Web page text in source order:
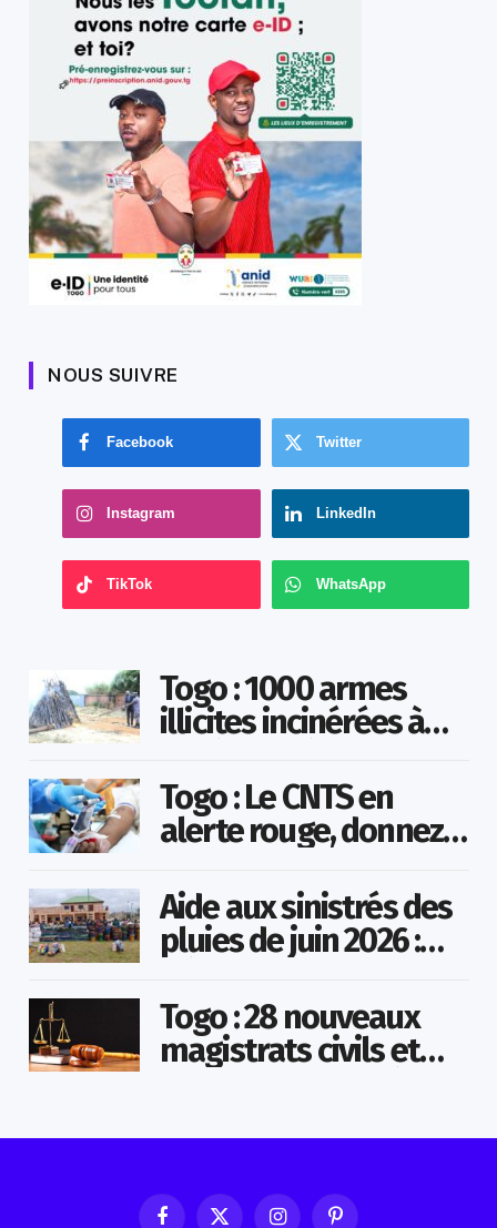
NOUS SUIVRE
Facebook Twitter
Instagram LinkedIn
TikTok WhatsApp
Togo : 1000 armes
illicites incinérées à
Togo : Le CNTS en
alerte rouge, donnez
sauver des vies !
Aide aux sinistrés des
pluies de juin 2026 :
des opérations à
Kotokoli-zongo
Togo : 28 nouveaux
magistrats civils et